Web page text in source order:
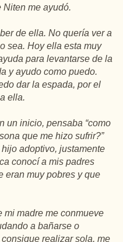
Niten me ayudó.
de ella. No quería ver a
sea. Hoy ella esta muy
para levantarse de la
y ayudo como puedo.
dar la espada, por el
ella.
un inicio, pensaba “como
que me hizo sufrir?”
adoptivo, justamente
conocí a mis padres
eran muy pobres y que
mi madre me conmueve
a bañarse o
realizar sola, me